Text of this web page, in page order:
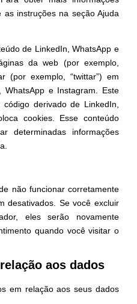
instruções na seção Ajuda
de LinkedIn, WhatsApp e
da web (por exemplo,
(por exemplo, “twittar”) em
WhatsApp e Instagram. Este
derivado de LinkedIn,
cookies. Esse conteúdo
determinadas informações
não funcionar corretamente
desativados. Se você excluir
eles serão novamente
quando você visitar o
aos dados
em relação aos seus dados